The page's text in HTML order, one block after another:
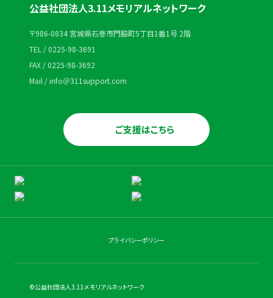
公益社団法人3.11メモリアルネットワーク
〒986-0834 宮城県石巻市門脇町5丁目1番1号 2階
TEL / 0225-98-3691
FAX / 0225-98-3692
Mail / info＠311support.com
ご支援はこちら
プライバシーポリシー
©公益社団法人3.11メモリアルネットワーク